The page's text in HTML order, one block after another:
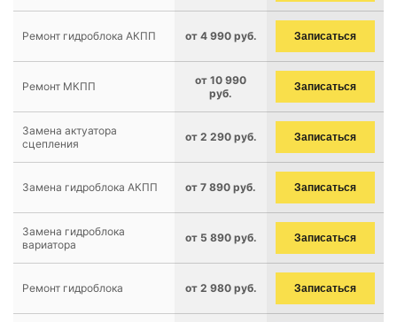
Ремонт гидроблока АКПП от 4 990 руб. Записаться
Ремонт МКПП
от 10 990
руб.
Записаться
Замена актуатора
сцепления
от 2 290 руб. Записаться
Замена гидроблока АКПП от 7 890 руб. Записаться
Замена гидроблока
вариатора
от 5 890 руб. Записаться
Ремонт гидроблока от 2 980 руб. Записаться